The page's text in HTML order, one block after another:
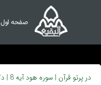
صفحه اول
در پرتو قرآن | سوره هود آیه 8 | دکتر حاجیان